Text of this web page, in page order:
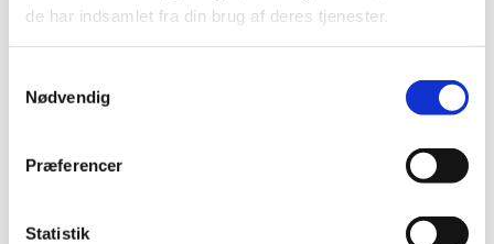
de har indsamlet fra din brug af deres tjenester.
Nødvendig
Præferencer
Statistik
Du vil måske også kunne